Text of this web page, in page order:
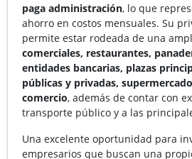
paga administración, lo que
ahorro en costos mensuales. Su
permite estar rodeada de una
comerciales, restaurantes,
entidades bancarias, plazas
públicas y privadas,
comercio, además de contar con
transporte público y a las
Una excelente oportunidad para
empresarios que buscan una